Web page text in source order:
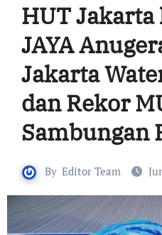
HUT Jakarta
JAYA
Jakarta
dan Rekor
Sambungan
By Editor Team